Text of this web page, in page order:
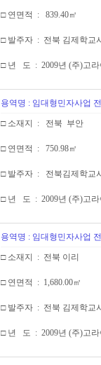
□ 연면적 : 839.40㎡
□ 발주자 : 전북 김제학교
□ 년 도 : 2009년 (주)고라
용역명 : 임대형민자사업
□ 소재지 : 전북 부안
□ 연면적 : 750.98㎡
□ 발주자 : 전북김제학교
□ 년 도 : 2009년 (주)고라
용역명 : 임대형민자사업
□ 소재지 : 전북 이리
□ 연면적 : 1,680.00㎡
□ 발주자 : 전북 김제학교
□ 년 도 : 2009년 (주)고라